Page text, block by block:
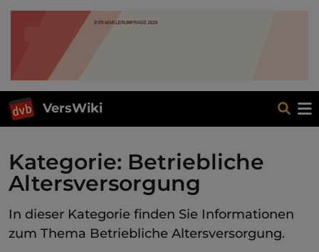
VersWiki
Kategorie: Betriebliche
Altersversorgung
In dieser Kategorie finden Sie Informationen
zum Thema Betriebliche Altersversorgung.